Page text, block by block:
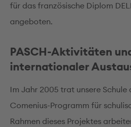
für das französische Diplom
angeboten.
PASCH-Aktivitäten
internationaler
Im Jahr 2005 trat unsere Schule
Comenius-Programm für
Rahmen dieses Projektes